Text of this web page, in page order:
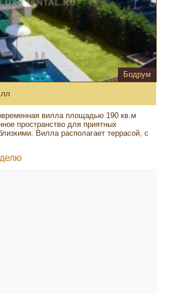
Бодрум
вилла площадью 190 кв.м
пространство для приятных
Вилла располагает террасой, с